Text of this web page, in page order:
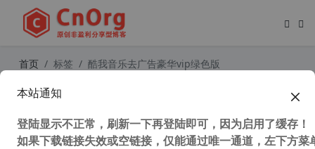
首页 标签 酷我音乐去广告豪华vip绿色版
陆享更多
本站通知
登陆显示不正常，刷新一下再登陆即可，因为启用了缓存！
如果下载链接失效或空链接，仅能通过唯一通道，左下方菜